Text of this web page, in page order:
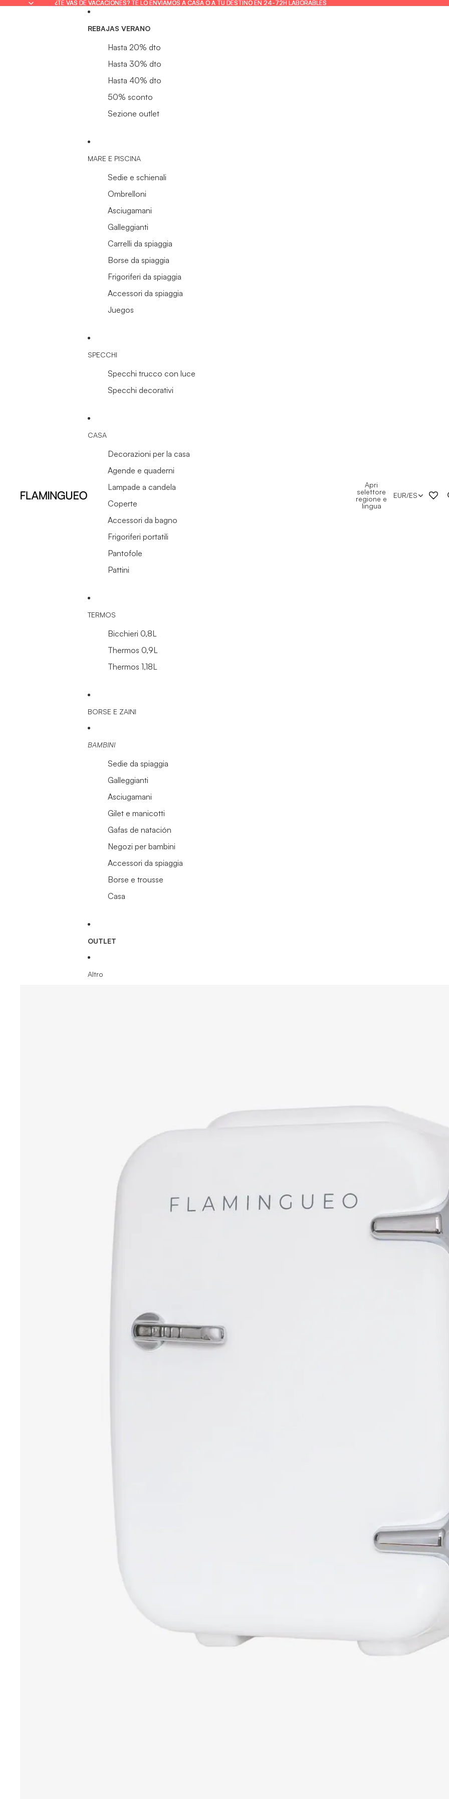
¿TE VAS DE VACACIONES? TE LO ENVIAMOS A CASA O A TU DESTINO EN 24-72H LABORABLES
¿TE VAS DE VACACIONES? TE LO ENVIAMOS A CASA O A TU DESTINO EN 24-72H LABORABLES
REBAJAS VERANO
Hasta 20% dto
Hasta 30% dto
Hasta 40% dto
50% sconto
Sezione outlet
MARE E PISCINA
Sedie e schienali
Ombrelloni
Asciugamani
Galleggianti
Carrelli da spiaggia
Borse da spiaggia
Frigoriferi da spiaggia
Accessori da spiaggia
Juegos
SPECCHI
Specchi trucco con luce
Specchi decorativi
CASA
Decorazioni per la casa
Agende e quaderni
Lampade a candela
Coperte
Accessori da bagno
Frigoriferi portatili
Pantofole
Pattini
TERMOS
Bicchieri 0,8L
Thermos 0,9L
Thermos 1,18L
BORSE E ZAINI
BAMBINI
Sedie da spiaggia
Galleggianti
Asciugamani
Gilet e manicotti
Gafas de natación
Negozi per bambini
Accessori da spiaggia
Borse e trousse
Casa
OUTLET
Altro
Apri
selettore
regione e
lingua
EUR/ES